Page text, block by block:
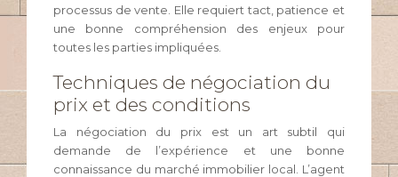
processus de vente. Elle requiert tact, patience et
une bonne compréhension des enjeux pour
toutes les parties impliquées.
Techniques de négociation du
prix et des conditions
La négociation du prix est un art subtil qui
demande de l’expérience et une bonne
connaissance du marché immobilier local. L’agent